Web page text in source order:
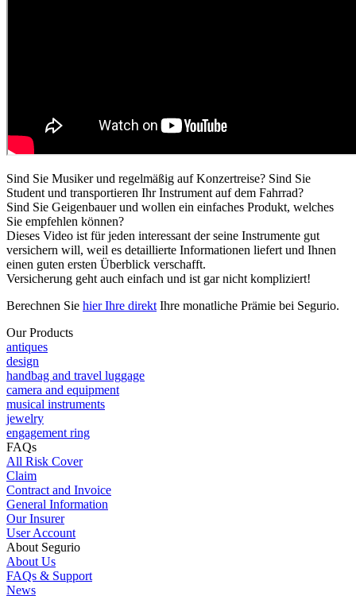
Sind Sie Musiker und regelmäßig auf Konzertreise? Sind Sie
Student und transportieren Ihr Instrument auf dem Fahrrad?
Sind Sie Geigenbauer und wollen ein einfaches Produkt, welches
Sie empfehlen können?
Dieses Video ist für jeden interessant der seine Instrumente gut
versichern will, weil es detaillierte Informationen liefert und Ihnen
einen guten ersten Überblick verschafft.
Versicherung geht auch einfach und ist gar nicht kompliziert!
Berechnen Sie hier Ihre direkt Ihre monatliche Prämie bei Segurio.
Our Products
antiques
design
handbag and travel luggage
camera and equipment
musical instruments
jewelry
engagement ring
FAQs
All Risk Cover
Claim
Contract and Invoice
General Information
Our Insurer
User Account
About Segurio
About Us
FAQs & Support
News